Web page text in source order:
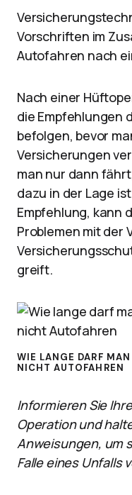
Vorschriften im
Autofahren nach
Nach einer
die Empfehlungen
befolgen, bevor
Versicherungen
man nur dann
dazu in der Lage
Empfehlung, kann
Problemen mit der
greift.
WIE LANGE DARF
NICHT AUTOFAHREN
Informieren Sie
Operation und
Anweisungen, um
Falle eines Unfalls